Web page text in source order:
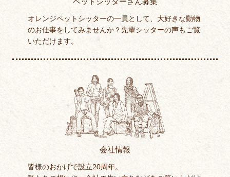
オレンジペットシッターの一員として、大好きな動物
のお仕事をしてみませんか？先輩シッターの声もご覧
いただけます。
会社情報
皆様のおかげで設立20周年。